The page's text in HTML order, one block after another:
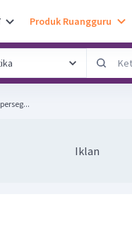
Produk Ruangguru
Iklan